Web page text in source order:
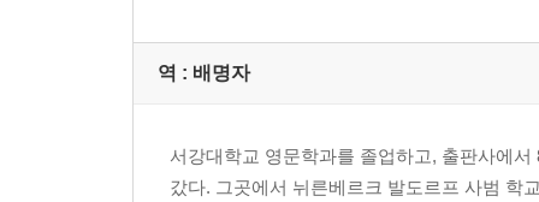
역 : 배명자
서강대학교 영문학과를 졸업하고, 출판사에
갔다. 그곳에서 뉘른베르크 발도르프 사범 학